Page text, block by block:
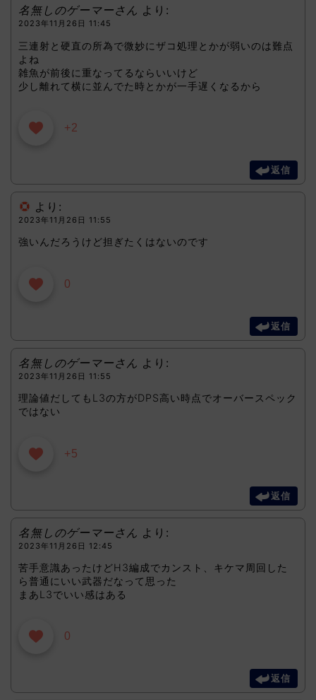
名無しのゲーマーさん より:
2023年11月26日 11:45
三連射と硬直の所為で微妙にザコ処理とかが弱いのは難点
よね
雑魚が前後に重なってるならいいけど
少し離れて横に並んでた時とかが一手遅くなるから
+2
返信
より:
2023年11月26日 11:55
強いんだろうけど担ぎたくはないのです
0
返信
名無しのゲーマーさん より:
2023年11月26日 11:55
理論値だしてもL3の方がDPS高い時点でオーバースペック
ではない
+5
返信
名無しのゲーマーさん より:
2023年11月26日 12:45
苦手意識あったけどH3編成でカンスト、キケマ周回した
ら普通にいい武器だなって思った
まあL3でいい感はある
0
返信